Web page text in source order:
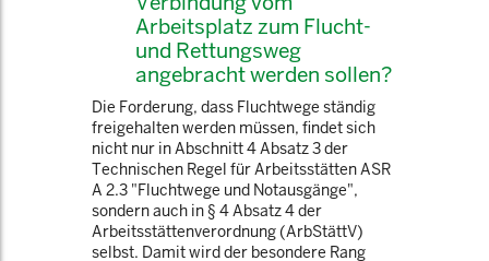
Arbeitsplatz zum Flucht-
und Rettungsweg
angebracht werden sollen?
Die Forderung, dass Fluchtwege ständig
freigehalten werden müssen, findet sich
nicht nur in Abschnitt 4 Absatz 3 der
Technischen Regel für Arbeitsstätten ASR
A 2.3 "Fluchtwege und Notausgänge",
sondern auch in § 4 Absatz 4 der
Arbeitsstättenverordnung (ArbStättV)
selbst. Damit wird der besondere Rang